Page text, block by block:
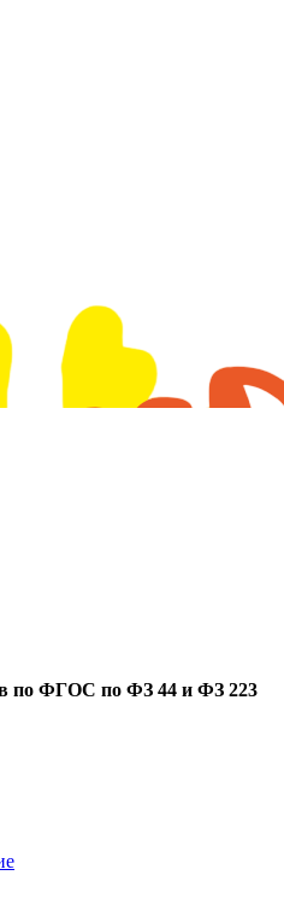
по ФГОC по ФЗ 44 и ФЗ 223